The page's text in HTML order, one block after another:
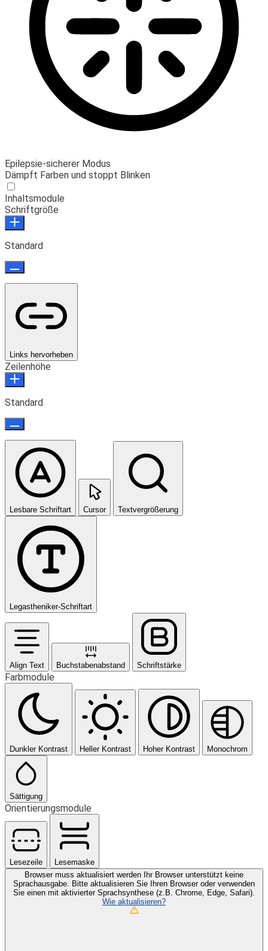
Epilepsie-sicherer Modus
Dämpft Farben und stoppt Blinken
Inhaltsmodule
Schriftgröße
Standard
Links hervorheben
Zeilenhöhe
Standard
Lesbare Schriftart Cursor Textvergrößerung
Legastheniker-Schriftart
Align Text Buchstabenabstand Schriftstärke
Farbmodule
Dunkler Kontrast Heller Kontrast Hoher Kontrast Monochrom
Sättigung
Orientierungsmodule
Lesezeile
Lesemaske
Browser muss aktualisiert werden Ihr Browser unterstützt keine
Sprachausgabe. Bitte aktualisieren Sie Ihren Browser oder verwenden
Sie einen mit aktivierter Sprachsynthese (z.B. Chrome, Edge, Safari).
Wie aktualisieren?